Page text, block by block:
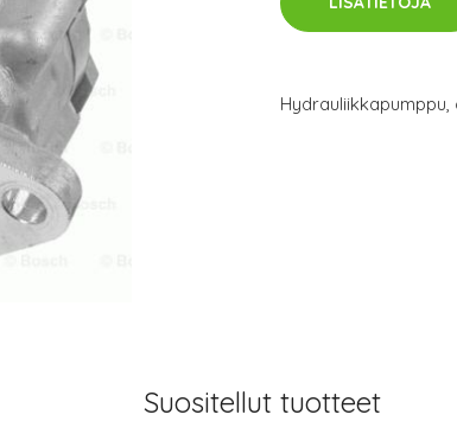
Hydrauliikkapumppu,
Suositellut tuotteet